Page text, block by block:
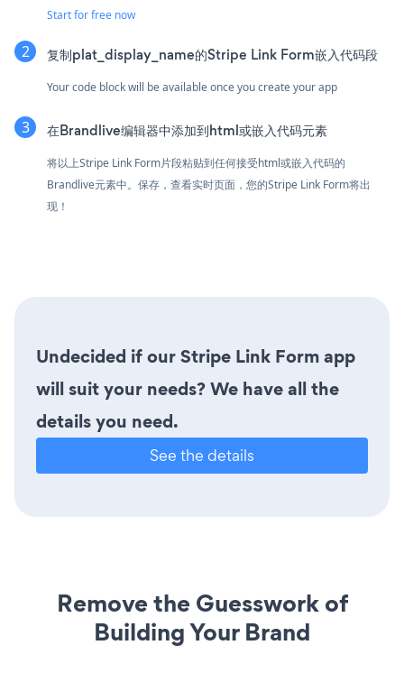
Start for free now
复制plat_display_name的Stripe Link Form嵌入代码段
Your code block will be available once you create your app
在Brandlive编辑器中添加到html或嵌入代码元素
将以上Stripe Link Form片段粘贴到任何接受html或嵌入代码的
Brandlive元素中。保存，查看实时页面，您的Stripe Link Form将出
现！
Undecided if our Stripe Link Form app
will suit your needs? We have all the
details you need.
See the details
Remove the Guesswork of
Building Your Brand